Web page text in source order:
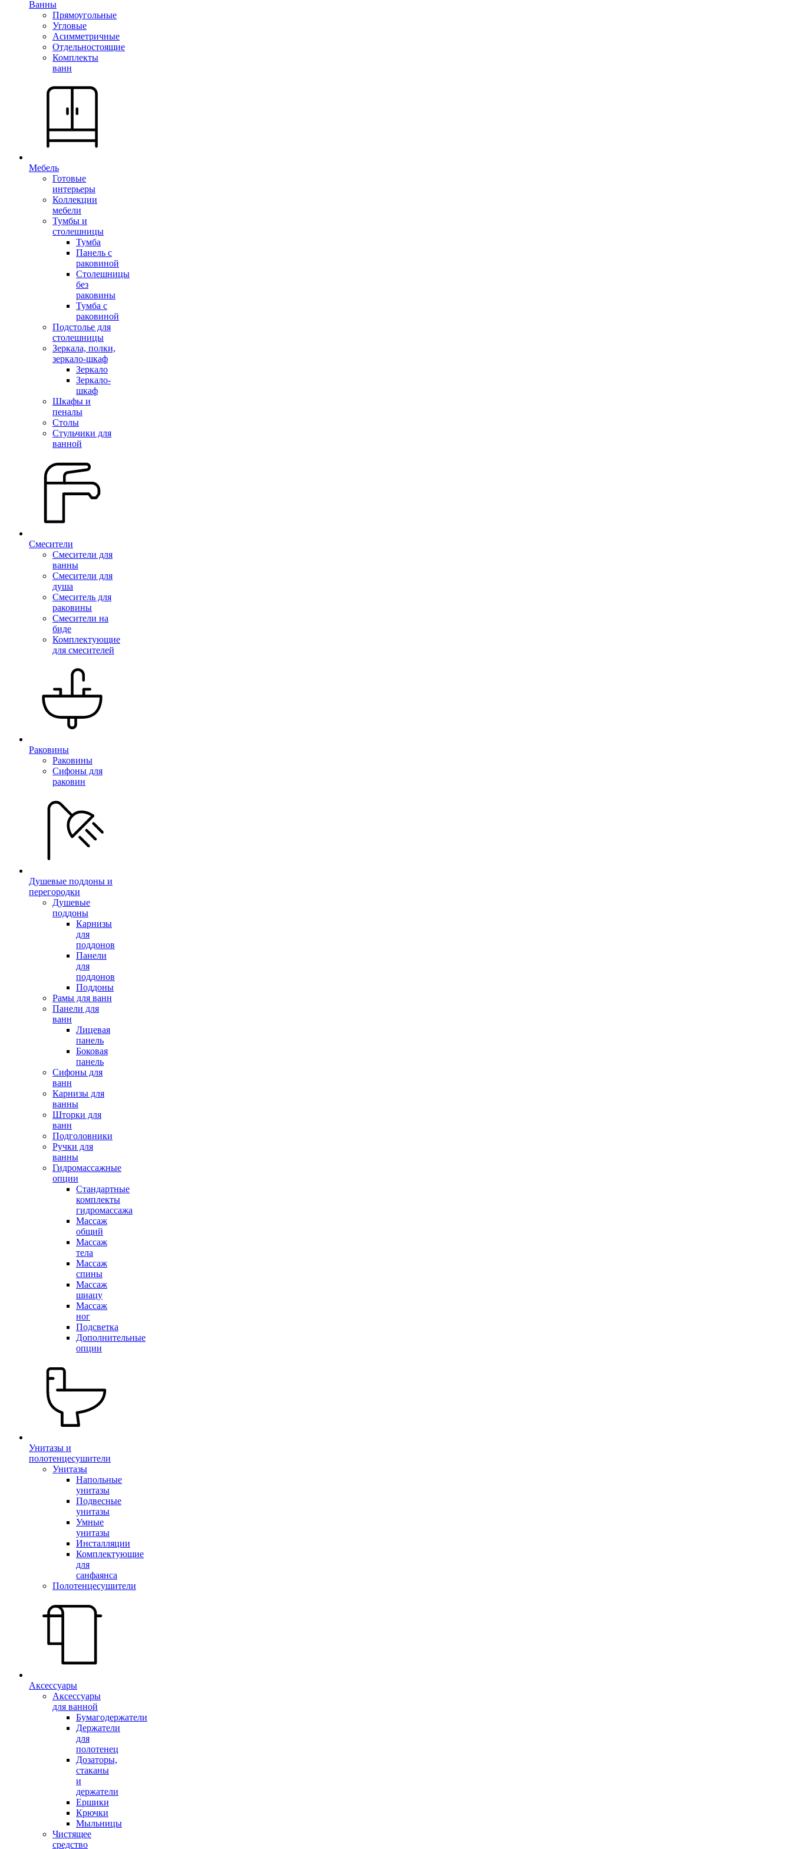
Ванны
Прямоугольные
Угловые
Асимметричные
Отдельностоящие
Комплекты
ванн
Мебель
Готовые
интерьеры
Коллекции
мебели
Тумбы и
столешницы
Тумба
Панель с
раковиной
Столешницы
без
раковины
Тумба с
раковиной
Подстолье для
столешницы
Зеркала, полки,
зеркало-шкаф
Зеркало
Зеркало-
шкаф
Шкафы и
пеналы
Столы
Стульчики для
ванной
Смесители
Смесители для
ванны
Смесители для
душа
Смеситель для
раковины
Смесители на
биде
Комплектующие
для смесителей
Раковины
Раковины
Сифоны для
раковин
Душевые поддоны и
перегородки
Душевые
поддоны
Карнизы
для
поддонов
Панели
для
поддонов
Поддоны
Рамы для ванн
Панели для
ванн
Лицевая
панель
Боковая
панель
Сифоны для
ванн
Карнизы для
ванны
Шторки для
ванн
Подголовники
Ручки для
ванны
Гидромассажные
опции
Стандартные
комплекты
гидромассажа
Массаж
общий
Массаж
тела
Массаж
спины
Массаж
шиацу
Массаж
ног
Подсветка
Дополнительные
опции
Унитазы и
полотенцесушители
Унитазы
Напольные
унитазы
Подвесные
унитазы
Умные
унитазы
Инсталляции
Комплектующие
для
санфаянса
Полотенцесушители
Аксессуары
Аксессуары
для ванной
Бумагодержатели
Держатели
для
полотенец
Дозаторы,
стаканы
и
держатели
Ершики
Крючки
Мыльницы
Чистящее
средство